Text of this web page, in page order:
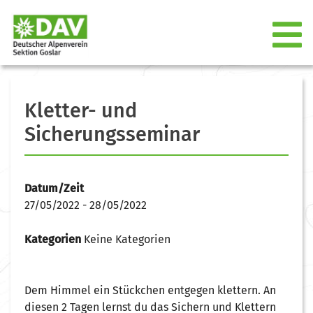
Kletter- und
Sicherungsseminar
Datum/Zeit
27/05/2022 - 28/05/2022
Kategorien Keine Kategorien
Dem Himmel ein Stückchen entgegen klettern. An
diesen 2 Tagen lernst du das Sichern und Klettern